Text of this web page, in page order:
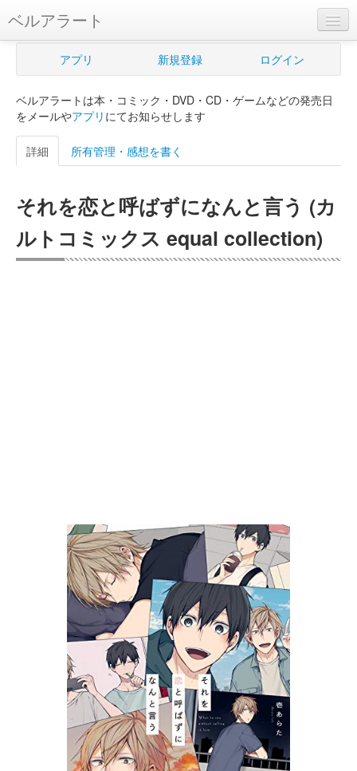
ベルアラート
ベルアラートとは
新規登録
ログイン
購入管理
Myシェルフ
アプリ 新規登録 ログイン
ベルアラートは本・コミック・DVD・CD・ゲームなどの発売日
をメールやアプリ にてお知らせします
詳細 所有管理・感想を書く
それを恋と呼ばずになんと言う (カ
ルトコミックス equal collection)